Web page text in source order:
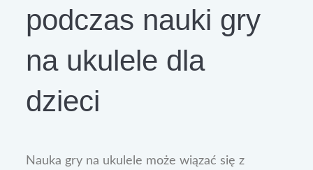
podczas nauki gry
na ukulele dla
dzieci
Nauka gry na ukulele może wiązać się z